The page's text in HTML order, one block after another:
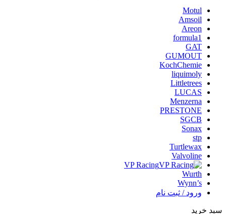
Motul
Amsoil
Areon
formula1
GAT
GUMOUT
KochChemie
liquimoly
Littletrees
LUCAS
Menzerna
PRESTONE
SGCB
Sonax
stp
Turtlewax
Valvoline
VP Racing
Wurth
Wynn’s
ورود / ثبت نام
سبد خرید